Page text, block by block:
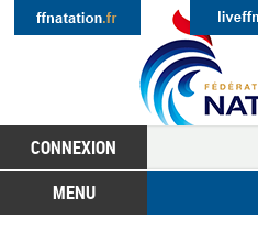
CONNEXION
MENU